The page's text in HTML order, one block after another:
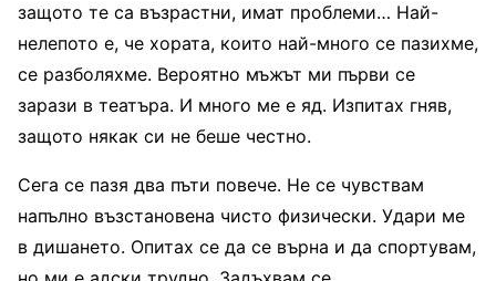
защото те са възрастни, имат проблеми… Най-
нелепото е, че хората, които най-много се пазихме,
се разболяхме. Вероятно мъжът ми първи се
зарази в театъра. И много ме е яд. Изпитах гняв,
защото някак си не беше честно.
Сега се пазя два пъти повече. Не се чувствам
напълно възстановена чисто физически. Удари ме
в дишането. Опитах се да се върна и да спортувам,